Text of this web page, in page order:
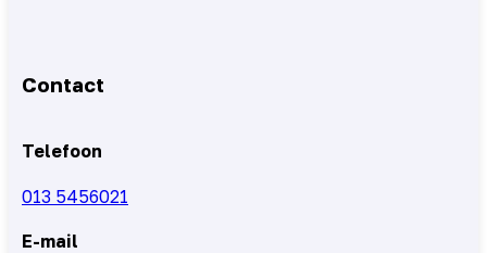
Contact
Telefoon
013 5456021
E-mail